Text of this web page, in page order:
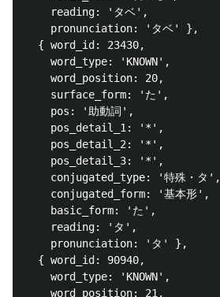
    reading: 'タベ',
    pronunciation: 'タベ' },
  { word_id: 23430,
    word_type: 'KNOWN',
    word_position: 20,
    surface_form: 'た',
    pos: '助動詞',
    pos_detail_1: '*',
    pos_detail_2: '*',
    pos_detail_3: '*',
    conjugated_type: '特殊・タ',
    conjugated_form: '基本形',
    basic_form: 'た',
    reading: 'タ',
    pronunciation: 'タ' },
  { word_id: 90940,
    word_type: 'KNOWN',
    word_position: 21,